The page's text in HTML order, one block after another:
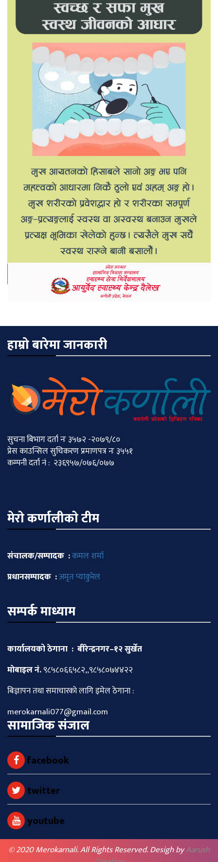
हाम्रो बारेमा जानकारी
सुचना बिभाग दर्ता नः ३५७२ -२०७९/८०
प्रेस काउन्सिल सुचिकरण प्रमाणपत्र नः ३५५१
कम्पनी दर्ता नं : २३६९५७/०७६/०७७
मेराे कर्णालीकाे टीम
संचालक/सम्पादक :कमल शर्मा
प्रधानसम्पादक :अमृत प्याकुरेल
सम्पर्क माध्याम
कार्यालयको ठेगाना : बीरेन्द्रनगर–१२ सुर्खेत
माेबाइल नं.९८५८०६६५८२,,९८५८०७४४२२
बिज्ञापन तथा समाचारकाे लागि इमेल ठेगाना :
merokarnali077@gmail.com
सामाजिक संजाल
facebook
twitter
youtube
© 2020 Merokarnali. All Rights Reserved. Desigh byAarush